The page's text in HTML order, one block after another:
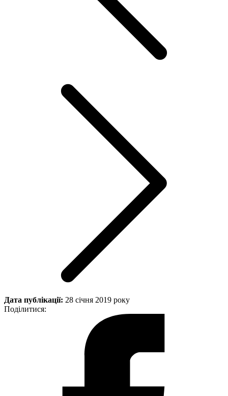
Дата публікації: 28 січня 2019 року
Поділитися: